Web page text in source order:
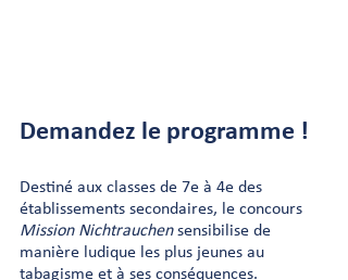
Demandez le programme !
Destiné aux classes de 7e à 4e des
établissements secondaires, le concours
Mission Nichtrauchen sensibilise de
manière ludique les plus jeunes au
tabagisme et à ses conséquences.